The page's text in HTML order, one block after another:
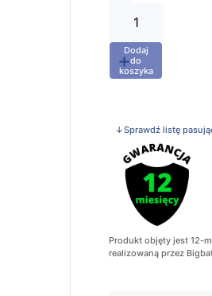
+Dodaj
do
koszyka
↓Sprawdź listę
Produkt objęty jest 12-
realizowaną przez